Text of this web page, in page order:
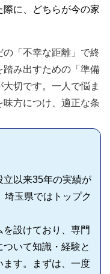
に、どちらが今の家
「不幸な距離」で終
み出すための「準備
切です。一人で悩ま
方につけ、適正な条
立以来35年の実績が
埼玉県ではトップク
設けており、専門
いて知識・経験と
ます。まずは、一度